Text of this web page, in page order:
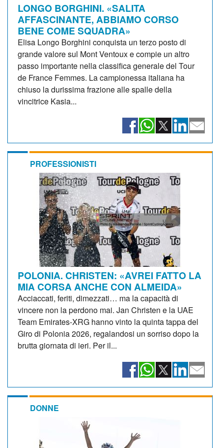
LONGO BORGHINI. «SALITA
AFFASCINANTE, ABBIAMO CORSO
BENE COME SQUADRA»
Elisa Longo Borghini conquista un terzo posto di
grande valore sul Mont Ventoux e compie un altro
passo importante nella classifica generale del Tour
de France Femmes. La campionessa italiana ha
chiuso la durissima frazione alle spalle della
vincitrice Kasia...
PROFESSIONISTI
POLONIA. CHRISTEN: «AVREI FATTO LA
MIA CORSA ANCHE CON ALMEIDA»
Acciaccati, feriti, dimezzati… ma la capacità di
vincere non la perdono mai. Jan Christen e la UAE
Team Emirates-XRG hanno vinto la quinta tappa del
Giro di Polonia 2026, regalandosi un sorriso dopo la
brutta giornata di ieri. Per il...
DONNE